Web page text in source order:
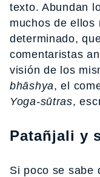
texto. Abundan
muchos de ellos
determinado,
comentaristas
visión de los
bhāshya, el
Yoga-sūtras,
Patañjali y
Si poco se sabe